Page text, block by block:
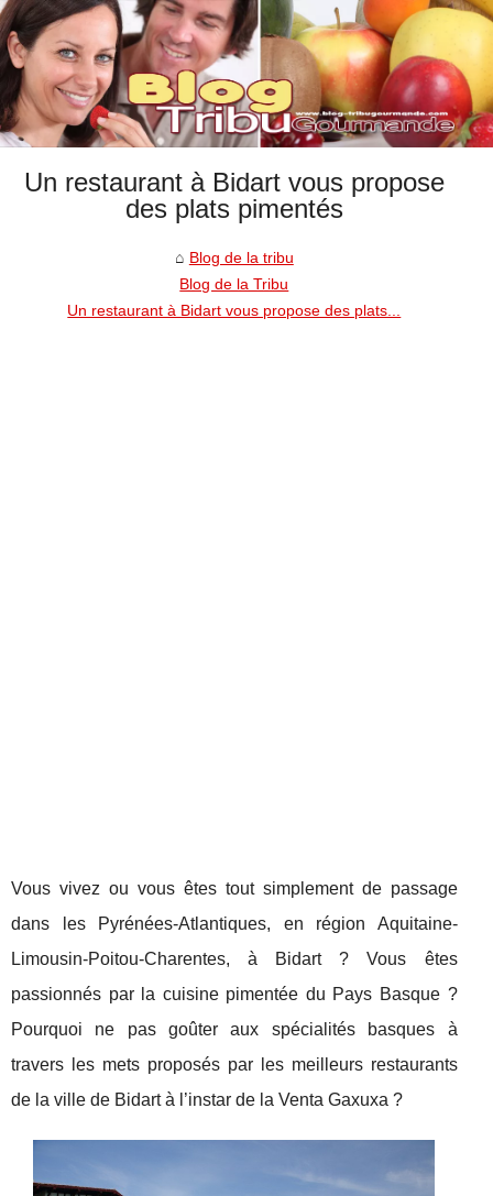
Un restaurant à Bidart vous propose
des plats pimentés
Blog de la tribu
Blog de la Tribu
Un restaurant à Bidart vous propose des plats...
Vous vivez ou vous êtes tout simplement de passage
dans les Pyrénées-Atlantiques, en région Aquitaine-
Limousin-Poitou-Charentes, à Bidart ? Vous êtes
passionnés par la cuisine pimentée du Pays Basque ?
Pourquoi ne pas goûter aux spécialités basques à
travers les mets proposés par les meilleurs restaurants
de la ville de Bidart à l’instar de la Venta Gaxuxa ?